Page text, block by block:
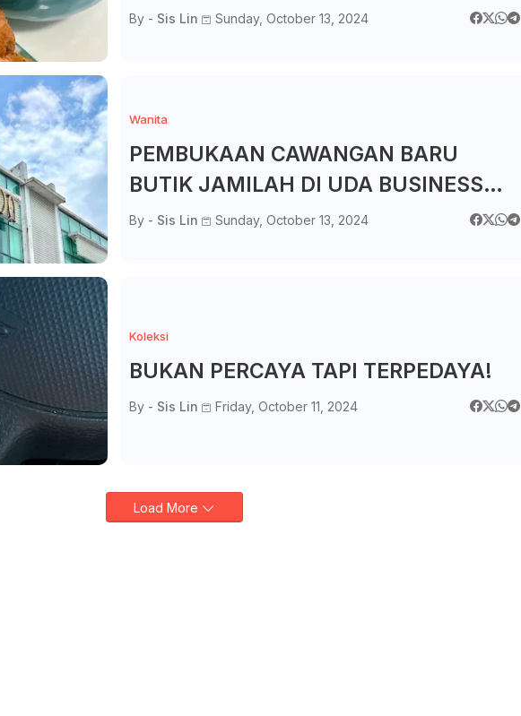
By - Sis Lin Sunday, October 13, 2024
Wanita
PEMBUKAAN CAWANGAN BARU
BUTIK JAMILAH DI UDA BUSINESS
CENTRE (UBC) JOHOR
By - Sis Lin Sunday, October 13, 2024
Koleksi
BUKAN PERCAYA TAPI TERPEDAYA!
By - Sis Lin Friday, October 11, 2024
Load More